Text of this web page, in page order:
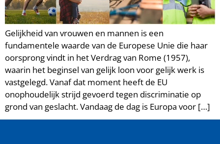
Gelijkheid van vrouwen en mannen is een
fundamentele waarde van de Europese Unie die haar
oorsprong vindt in het Verdrag van Rome (1957),
waarin het beginsel van gelijk loon voor gelijk werk is
vastgelegd. Vanaf dat moment heeft de EU
onophoudelijk strijd gevoerd tegen discriminatie op
grond van geslacht. Vandaag de dag is Europa voor […]